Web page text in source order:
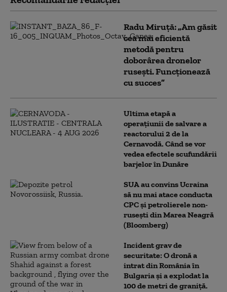
Radu Miruță: „Am găsit
cea mai eficientă
metodă pentru
doborârea dronelor
rusești. Funcționează
cu succes”
Ultima etapă a
operațiunii de salvare a
reactorului 2 de la
Cernavodă. Când se vor
vedea efectele scufundării
barjelor în Dunăre
SUA au convins Ucraina
să nu mai atace conducta
CPC şi petrolierele non-
ruseşti din Marea Neagră
(Bloomberg)
Incident grav de
securitate: O dronă a
intrat din România în
Bulgaria şi a explodat la
100 de metri de graniţă.